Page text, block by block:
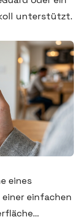
unterstützt.
eines
einfachen